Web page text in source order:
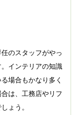
のスタッフがやっ
インテリアの知識
場合もかなり多く
は、工務店やリフ
ょう。